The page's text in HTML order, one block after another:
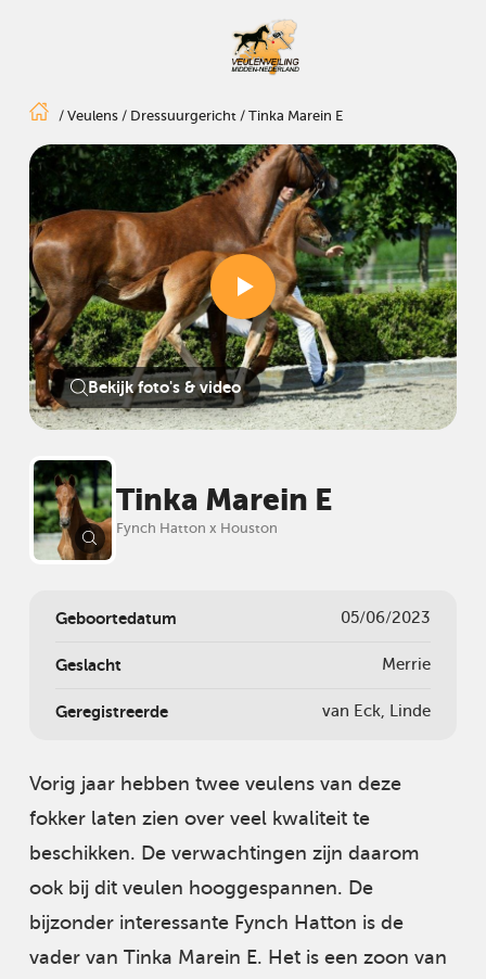
/ Veulens/ Dressuurgericht/ Tinka Marein E
Bekijk foto's & video
Tinka Marein E
Fynch Hatton x Houston
Geboortedatum 05/06/2023
Geslacht Merrie
Geregistreerde van Eck, Linde
Vorig jaar hebben twee veulens van deze
fokker laten zien over veel kwaliteit te
beschikken. De verwachtingen zijn daarom
ook bij dit veulen hooggespannen. De
bijzonder interessante Fynch Hatton is de
vader van Tinka Marein E. Het is een zoon van